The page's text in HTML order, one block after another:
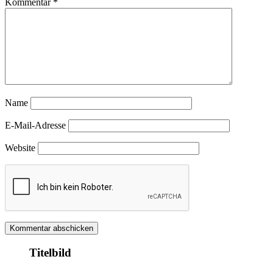
Kommentar *
Name
E-Mail-Adresse
Website
Titelbild